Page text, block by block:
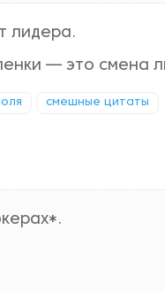
лидера.
— это смена
смешные цитаты